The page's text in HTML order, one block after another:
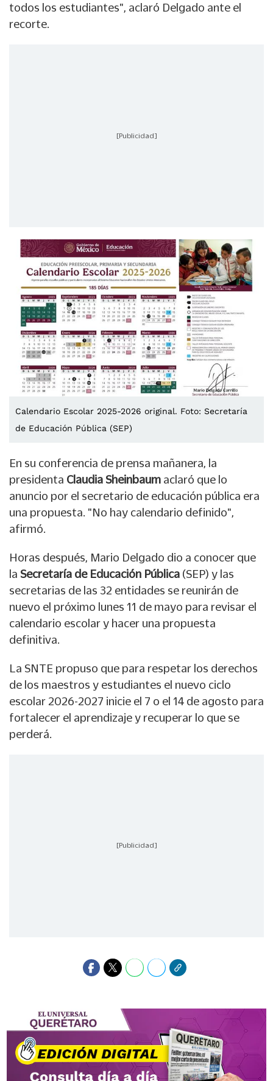
todos los estudiantes", aclaró Delgado ante el
recorte.
[Publicidad]
Calendario Escolar 2025-2026 original. Foto: Secretaría
de Educación Pública (SEP)
En su conferencia de prensa mañanera, la
presidenta Claudia Sheinbaum aclaró que lo
anuncio por el secretario de educación pública era
una propuesta. "No hay calendario definido",
afirmó.
Horas después, Mario Delgado dio a conocer que
la Secretaría de Educación Pública (SEP) y las
secretarias de las 32 entidades se reunirán de
nuevo el próximo lunes 11 de mayo para revisar el
calendario escolar y hacer una propuesta
definitiva.
La SNTE propuso que para respetar los derechos
de los maestros y estudiantes el nuevo ciclo
escolar 2026-2027 inicie el 7 o el 14 de agosto para
fortalecer el aprendizaje y recuperar lo que se
perderá.
[Publicidad]